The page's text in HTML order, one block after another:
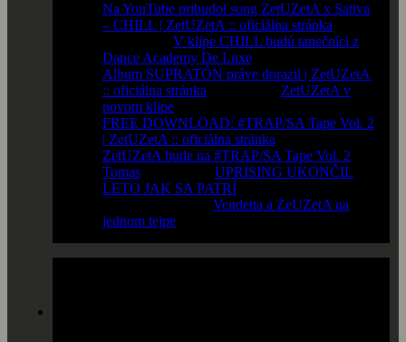
Na YouTube pribudol song ZetUZetA x Sativa
– CHILL | ZetUZetA :: oficiálna stránka
V klipe CHILL budú tanečníci z
Dance Academy De Luxe
Album SUPRATÓN práve dorazil | ZetUZetA
:: oficiálna stránka
ZetUZetA v
novom klipe
FREE DOWNLOAD: #TRAP/SA Tape Vol. 2
| ZetUZetA :: oficiálna stránka
ZetUZetA bude na #TRAP/SA Tape Vol. 2
Tomas
UPRISING UKONČIL
LETO JAK SA PATRÍ
Vendetta a ZeUZetA na
jednom tejpe